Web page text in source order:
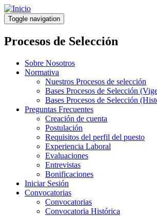
Pasar
al
contenido
principal
Toggle navigation
Procesos de Selección
Sobre Nosotros
Normativa
Nuestros Procesos de selección
Bases Procesos de Selección
Bases Procesos de Selección
Preguntas Frecuentes
Creación de cuenta
Postulación
Requisitos del perfil del puesto
Experiencia Laboral
Evaluaciones
Entrevistas
Bonificaciones
Iniciar Sesión
Convocatorias
Convocatorias
Convocatoria Histórica